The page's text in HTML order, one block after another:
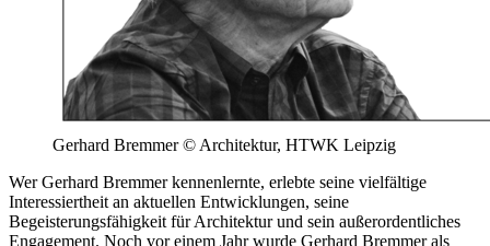
Gerhard Bremmer © Architektur, HTWK Leipzig
Wer Gerhard Bremmer kennenlernte, erlebte seine vielfältige
Interessiertheit an aktuellen Entwicklungen, seine
Begeisterungsfähigkeit für Architektur und sein außerordentliches
Engagement. Noch vor einem Jahr wurde Gerhard Bremmer als